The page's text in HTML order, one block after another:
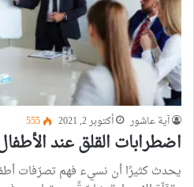
آية عاشور أكتوبر 2, 2021 555
اضطرابات القلق عند
يحدث كثيرًا أن نسيء فهم تصرّفات